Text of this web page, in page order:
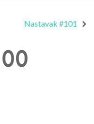
Nastavak #101